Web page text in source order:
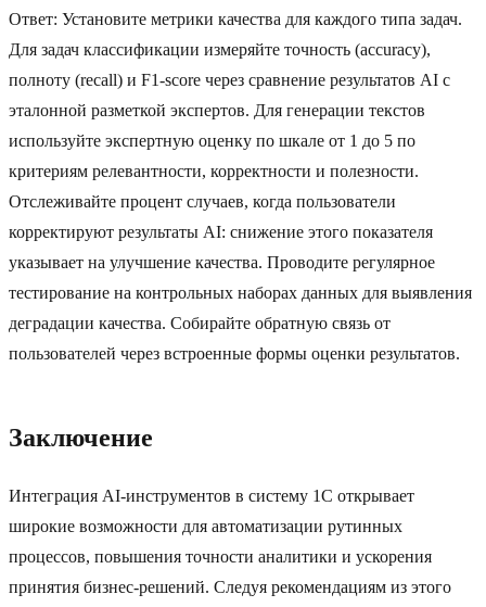
Ответ: Установите метрики качества для каждого типа задач.
Для задач классификации измеряйте точность (accuracy),
полноту (recall) и F1-score через сравнение результатов AI с
эталонной разметкой экспертов. Для генерации текстов
используйте экспертную оценку по шкале от 1 до 5 по
критериям релевантности, корректности и полезности.
Отслеживайте процент случаев, когда пользователи
корректируют результаты AI: снижение этого показателя
указывает на улучшение качества. Проводите регулярное
тестирование на контрольных наборах данных для выявления
деградации качества. Собирайте обратную связь от
пользователей через встроенные формы оценки результатов.
Заключение
Интеграция AI-инструментов в систему 1C открывает
широкие возможности для автоматизации рутинных
процессов, повышения точности аналитики и ускорения
принятия бизнес-решений. Следуя рекомендациям из этого